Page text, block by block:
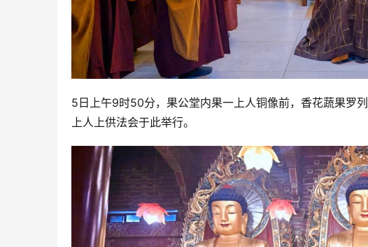
5日上午9时50分，果公堂内果一上人铜像前，香花蔬果罗
上人上供法会于此举行。